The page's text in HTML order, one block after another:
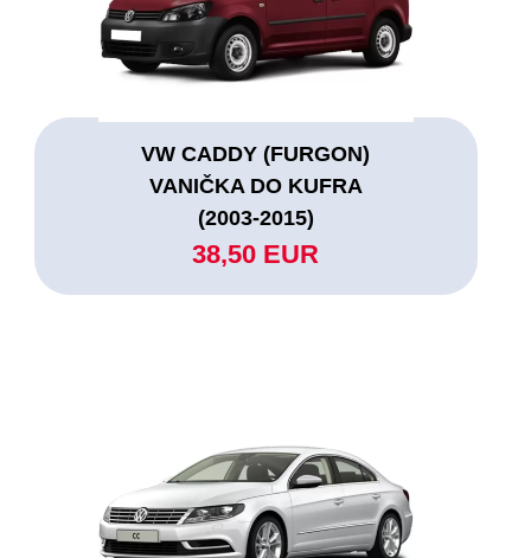
VW CADDY (FURGON)
VANIČKA DO KUFRA
(2003-2015)
38,50 EUR